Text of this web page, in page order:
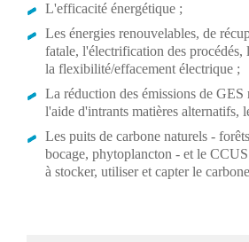
L'efficacité énergétique ;
Les énergies renouvelables, de
fatale, l'électrification des procédés,
la flexibilité/effacement électrique ;
La réduction des émissions de GES
l'aide d'intrants matières alternatifs,
Les puits de carbone naturels -
bocage, phytoplancton - et le
à stocker, utiliser et capter le